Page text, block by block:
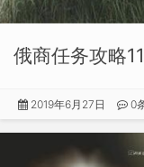
俄商任务攻略
2019年6月27日 0